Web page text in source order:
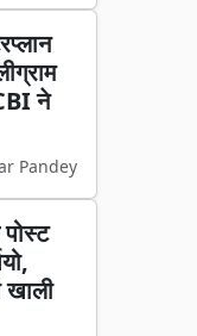
ने
Pandey
खाली